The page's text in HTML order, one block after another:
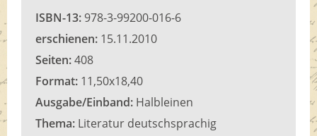
ISBN-13: 978-3-99200-016-6
erschienen: 15.11.2010
Seiten:408
Format: 11,50x18,40
Ausgabe/Einband: Halbleinen
Thema: Literatur deutschsprachig